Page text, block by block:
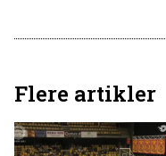
Flere artikler